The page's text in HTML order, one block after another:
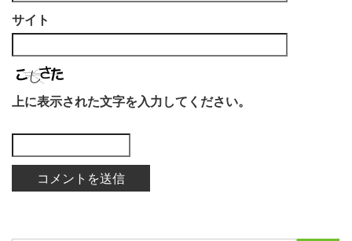
サイト
上に表示された文字を入力してください。